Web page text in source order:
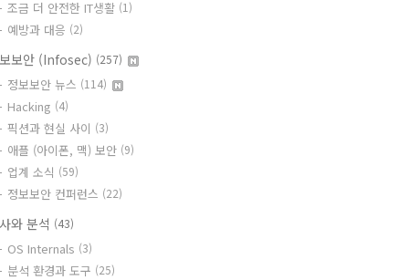
조금 더 안전한 IT생활 (1)
예방과 대응 (2)
보안 (Infosec) (257)
정보보안 뉴스 (114)
Hacking (4)
픽션과 현실 사이 (3)
애플 (아이폰, 맥) 보안 (9)
업계 소식 (59)
정보보안 컨퍼런스 (22)
와 분석 (43)
OS Internals (3)
분석 환경과 도구 (25)